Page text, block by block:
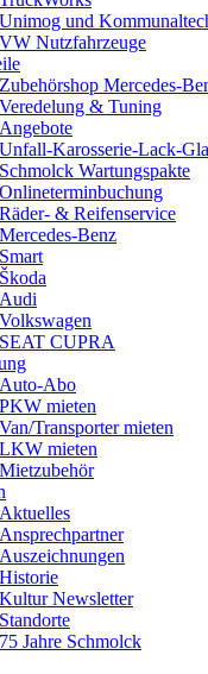
Unimog und
VW Nutzfahrzeuge
Zubehörshop Mercedes-
Veredelung & Tuning
Angebote
Unfall-Karosserie-Lack-
Schmolck Wartungspakte
Onlineterminbuchung
Räder- & Reifenservice
Mercedes-Benz
Smart
Škoda
Audi
Volkswagen
SEAT CUPRA
Auto-Abo
PKW mieten
Van/Transporter mieten
LKW mieten
Mietzubehör
Aktuelles
Ansprechpartner
Auszeichnungen
Historie
Kultur Newsletter
Standorte
75 Jahre Schmolck